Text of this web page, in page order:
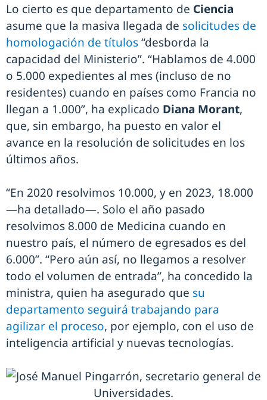
Lo cierto es que departamento de Ciencia
asume que la masiva llegada de solicitudes de
homologación de títulos“desborda la
capacidad del Ministerio”. “Hablamos de 4.000
o 5.000 expedientes al mes (incluso de no
residentes) cuando en países como Francia no
llegan a 1.000”, ha explicado Diana Morant,
que, sin embargo, ha puesto en valor el
avance en la resolución de solicitudes en los
últimos años.
“En 2020 resolvimos 10.000, y en 2023, 18.000
—ha detallado—. Solo el año pasado
resolvimos 8.000 de Medicina cuando en
nuestro país, el número de egresados es del
6.000”. “Pero aún así, no llegamos a resolver
todo el volumen de entrada”, ha concedido la
ministra, quien ha asegurado que su
departamento seguirá trabajando para
agilizar el proceso, por ejemplo, con el uso de
inteligencia artificial y nuevas tecnologías.